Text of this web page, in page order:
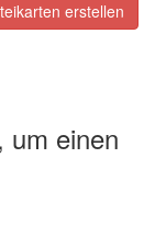
erstellen
um einen